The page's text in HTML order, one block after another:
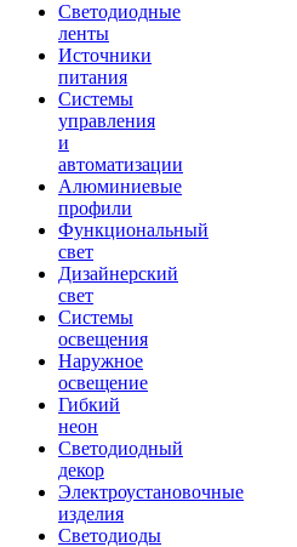
Светодиодные
ленты
Источники
питания
Системы
управления
и
автоматизации
Алюминиевые
профили
Функциональный
свет
Дизайнерский
свет
Системы
освещения
Наружное
освещение
Гибкий
неон
Светодиодный
декор
Электроустановочные
изделия
Светодиоды